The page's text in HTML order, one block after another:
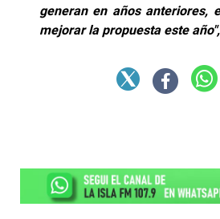
generan en años anteriores,
mejorar la propuesta este año",